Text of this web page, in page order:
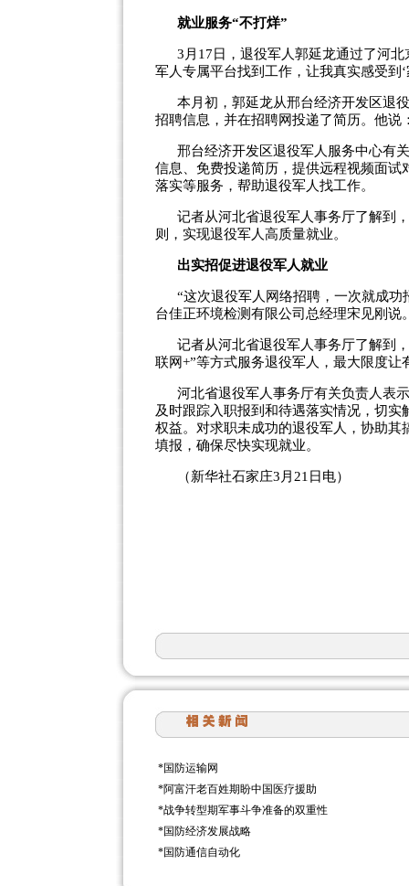
就业服务“不打烊”
3月17日，退役军人郭延龙通过了河
军人专属平台找到工作，让我真实感受到‘
本月初，郭延龙从邢台经济开发区退
招聘信息，并在招聘网投递了简历。他说
邢台经济开发区退役军人服务中心有
信息、免费投递简历，提供远程视频面
落实等服务，帮助退役军人找工作。
记者从河北省退役军人事务厅了解到
则，实现退役军人高质量就业。
出实招促进退役军人就业
“这次退役军人网络招聘，一次就成
台佳正环境检测有限公司总经理宋见刚说
记者从河北省退役军人事务厅了解到
联网+”等方式服务退役军人，最大限度
河北省退役军人事务厅有关负责人表
及时跟踪入职报到和待遇落实情况，切
权益。对求职未成功的退役军人，协助
填报，确保尽快实现就业。
（新华社石家庄3月21日电）
*国防运输网
*阿富汗老百姓期盼中国医疗援助
*战争转型期军事斗争准备的双重性
*国防经济发展战略
*国防通信自动化